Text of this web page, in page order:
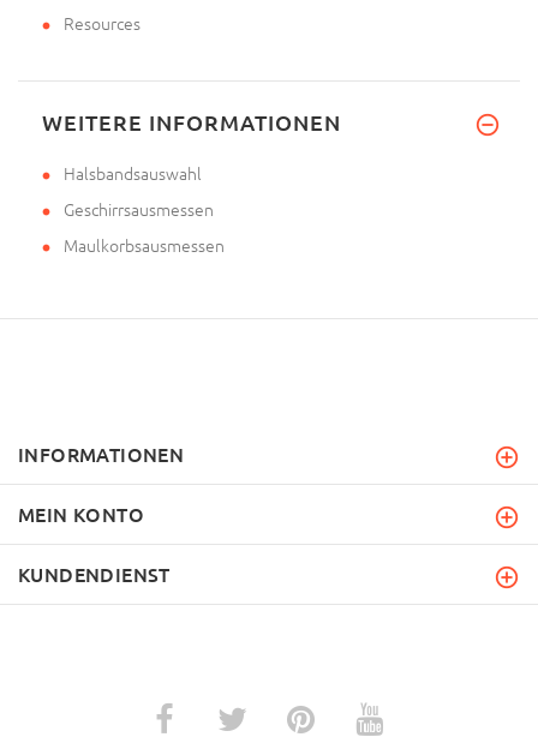
Resources
WEITERE INFORMATIONEN
Halsbandsauswahl
Geschirrsausmessen
Maulkorbsausmessen
INFORMATIONEN
MEIN KONTO
KUNDENDIENST